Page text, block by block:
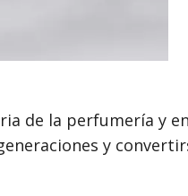
de la perfumería y
y